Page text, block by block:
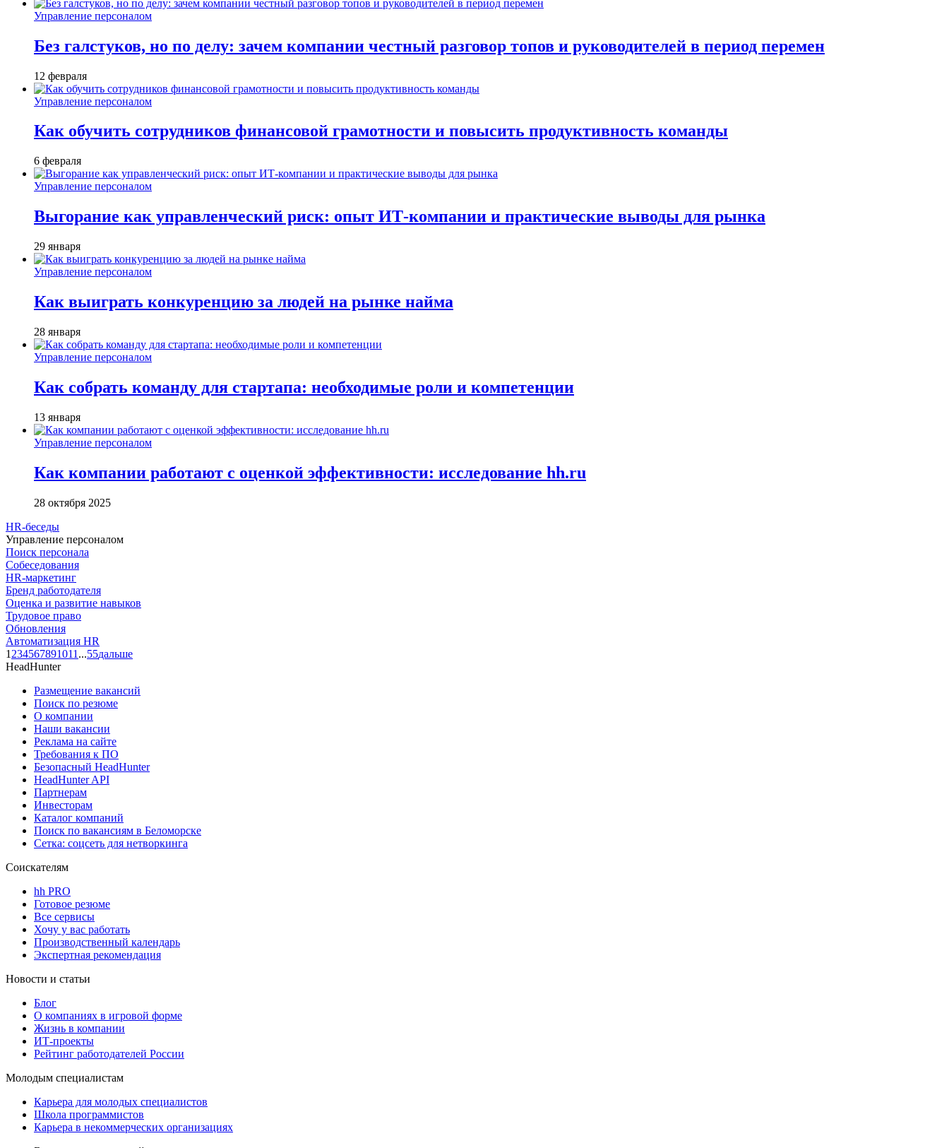
Управление персоналом
Без галстуков, но по делу: зачем компании честный разговор топов и руководителей в период перемен
12 февраля
Управление персоналом
Как обучить сотрудников финансовой грамотности и повысить продуктивность команды
6 февраля
Управление персоналом
Выгорание как управленческий риск: опыт ИТ-компании и практические выводы для рынка
29 января
Управление персоналом
Как выиграть конкуренцию за людей на рынке найма
28 января
Управление персоналом
Как собрать команду для стартапа: необходимые роли и компетенции
13 января
Управление персоналом
Как компании работают с оценкой эффективности: исследование hh.ru
28 октября 2025
HR-беседы
Управление персоналом
Поиск персонала
Собеседования
HR-маркетинг
Бренд работодателя
Оценка и развитие навыков
Трудовое право
Обновления
Автоматизация HR
1 234567891011 ...55дальше
HeadHunter
Размещение вакансий
Поиск по резюме
О компании
Наши вакансии
Реклама на сайте
Требования к ПО
Безопасный HeadHunter
HeadHunter API
Партнерам
Инвесторам
Каталог компаний
Поиск по вакансиям в Беломорске
Сетка: соцсеть для нетворкинга
Соискателям
hh PRO
Готовое резюме
Все сервисы
Хочу у вас работать
Производственный календарь
Экспертная рекомендация
Новости и статьи
Блог
О компаниях в игровой форме
Жизнь в компании
ИТ-проекты
Рейтинг работодателей России
Молодым специалистам
Карьера для молодых специалистов
Школа программистов
Карьера в некоммерческих организациях